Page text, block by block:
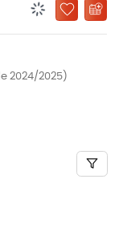
ZU
2024/2025)